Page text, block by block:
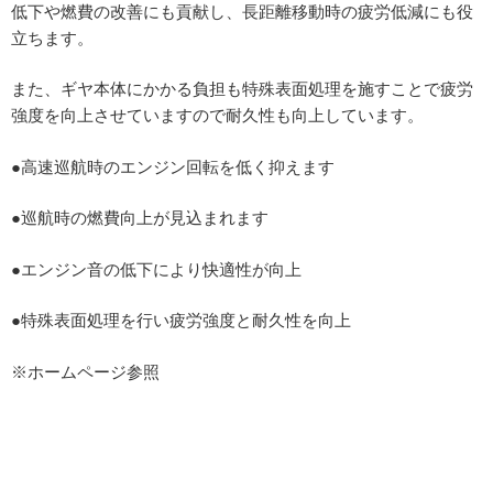
低下や燃費の改善にも貢献し、長距離移動時の疲労低減にも役
立ちます。
また、ギヤ本体にかかる負担も特殊表面処理を施すことで疲労
強度を向上させていますので耐久性も向上しています。
●高速巡航時のエンジン回転を低く抑えます
●巡航時の燃費向上が見込まれます
●エンジン音の低下により快適性が向上
●特殊表面処理を行い疲労強度と耐久性を向上
※ホームページ参照